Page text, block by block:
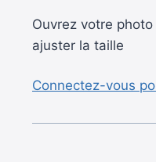
Ouvrez votre
ajuster la taille
Connectez-vous